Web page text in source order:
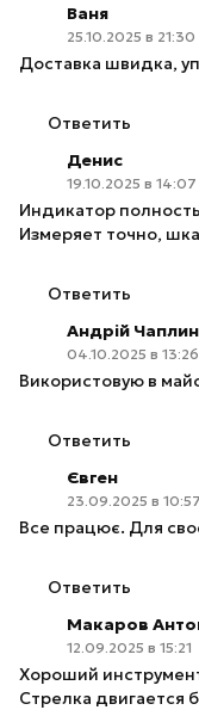
Ваня
25.10.2025 в 21:30
Доставка швидка,
Ответить
Денис
19.10.2025 в 14:07
Индикатор
Измеряет точно,
Ответить
Андрій
04.10.2025 в 13:26
Використовую в
Ответить
Євген
23.09.2025 в 10:57
Все працює. Для
Ответить
Макаров
12.09.2025 в 15:21
Хороший
Стрелка двигается